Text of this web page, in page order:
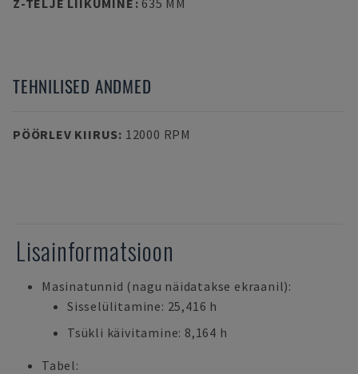
Z-TELJE LIIKUMINE : 635 MM
TEHNILISED ANDMED
PÖÖRLEV KIIRUS: 12000 RPM
Lisainformatsioon
Masinatunnid (nagu näidatakse ekraanil):
Sisselülitamine: 25,416 h
Tsükli käivitamine: 8,164 h
Tabel: